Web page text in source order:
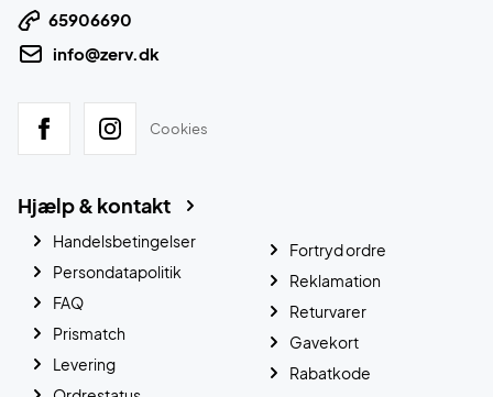
65906690
info@zerv.dk
Cookies
Hjælp & kontakt
Handelsbetingelser
Persondatapolitik
FAQ
Prismatch
Levering
Fortryd ordre
Reklamation
Returvarer
Gavekort
Rabatkode